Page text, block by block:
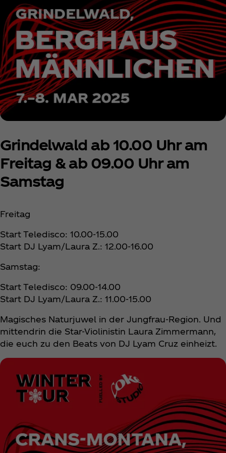
Grindelwald ab 10.00 Uhr am
Freitag & ab 09.00 Uhr am
Samstag
Freitag
Start Teledisco: 10.00-15.00
Start DJ Lyam/Laura Z.: 12.00-16.00
Samstag:
Start Teledisco: 09.00-14.00
Start DJ Lyam/Laura Z.: 11.00-15.00
Magisches Naturjuwel in der Jungfrau-Region. Und
mittendrin die Star-Violinistin Laura Zimmermann,
die euch zu den Beats von DJ Lyam Cruz einheizt.